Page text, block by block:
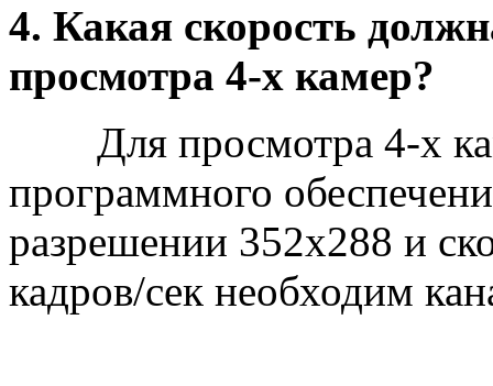
4. Какая скорость
просмотра 4-х камер?
Для просмотра 4-х
программного
разрешении 352х288 и
кадров/сек необходим